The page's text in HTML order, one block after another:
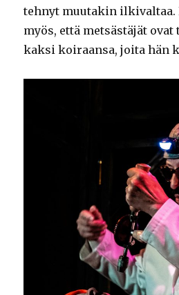
tehnyt muutakin ilkivaltaa.
myös, että metsästäjät ovat
kaksi koiraansa, joita hän